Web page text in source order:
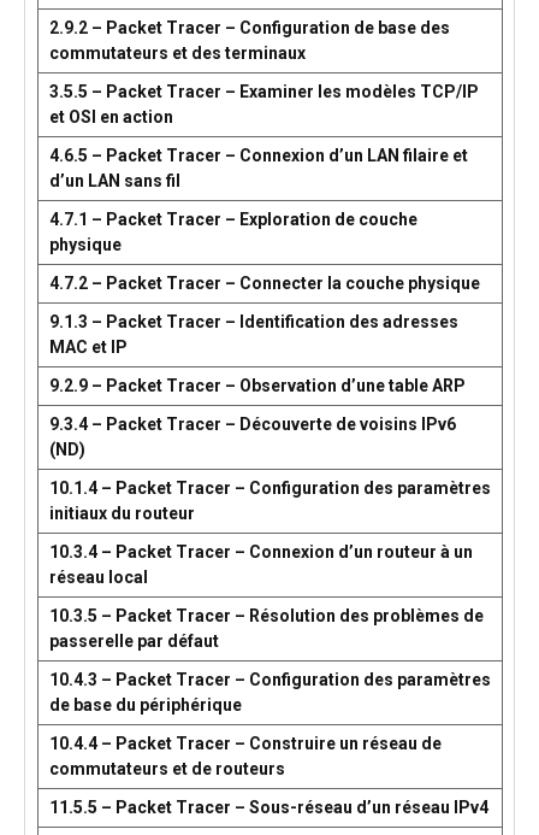
2.9.2 – Packet Tracer – Configuration de base des
commutateurs et des terminaux
3.5.5 – Packet Tracer – Examiner les modèles TCP/IP
et OSI en action
4.6.5 – Packet Tracer – Connexion d’un LAN filaire et
d’un LAN sans fil
4.7.1 – Packet Tracer – Exploration de couche
physique
4.7.2 – Packet Tracer – Connecter la couche physique
9.1.3 – Packet Tracer – Identification des adresses
MAC et IP
9.2.9 – Packet Tracer – Observation d’une table ARP
9.3.4 – Packet Tracer – Découverte de voisins IPv6
(ND)
10.1.4 – Packet Tracer – Configuration des paramètres
initiaux du routeur
10.3.4 – Packet Tracer – Connexion d’un routeur à un
réseau local
10.3.5 – Packet Tracer – Résolution des problèmes de
passerelle par défaut
10.4.3 – Packet Tracer – Configuration des paramètres
de base du périphérique
10.4.4 – Packet Tracer – Construire un réseau de
commutateurs et de routeurs
11.5.5 – Packet Tracer – Sous-réseau d’un réseau IPv4